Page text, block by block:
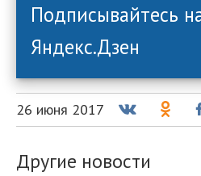
Подписывайтесь
Яндекс.Дзен
26 июня 2017
Другие новости